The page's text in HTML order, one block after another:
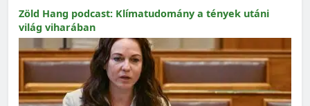
Zöld Hang podcast: Klímatudomány a tények utáni
világ viharában